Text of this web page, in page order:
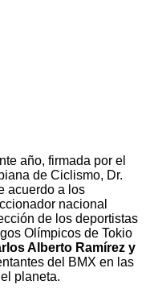
año, firmada por el
de Ciclismo, Dr.
acuerdo a los
nacional
de los deportistas
Olímpicos de Tokio
Alberto Ramírez y
del BMX en las
planeta.